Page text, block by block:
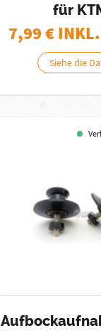
für
7,99 €
Siehe die